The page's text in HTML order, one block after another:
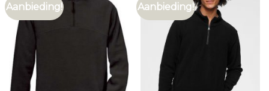
Aanbieding! Aanbieding!